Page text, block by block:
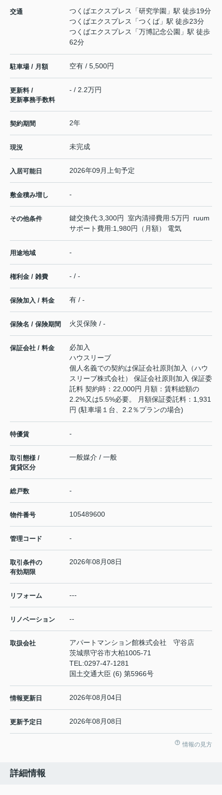
交通 つくばエクスプレス 「研究学園 」駅 徒歩19分
つくばエクスプレス
「つくば 」駅 徒歩23分
つくばエクスプレス
「万博記念公園 」駅 徒歩
62分
駐車場 / 月額 空有 / 5,500円
更新料 /
更新事務手数料
- / 2.2万円
契約期間 2年
現況 未完成
入居可能日 2026年09月上旬予定
敷金積み増し -
その他条件
鍵交換代:3,300円 室内清掃費用:5万円 ruum
サポート費用:1,980円（月額） 電気
用途地域 -
権利金 / 雑費 - / -
保険加入 / 料金 有 / -
保険名 / 保険期間 火災保険 / -
保証会社 / 料金
必加入
ハウスリーブ
個人名義での契約は保証会社原則加入（ハウ
スリーブ株式会社） 保証会社原則加入 保証委
託料 契約時：22,000円 月額：賃料総額の
2.2%又は5.5%必要。 月額保証委託料：1,931
円 (駐車場１台、2.2％プランの場合)
特優賃 -
取引態様 /
賃貸区分
一般媒介 / 一般
総戸数 -
物件番号 105489600
管理コード -
取引条件の
有効期限
2026年08月08日
リフォーム ---
リノベーション --
取扱会社
アパートマンション館株式会社 守谷店
茨城県守谷市大柏1005-71
TEL:0297-47-1281
国土交通大臣 (6) 第5966号
情報更新日 2026年08月04日
更新予定日 2026年08月08日
情報の見方
詳細情報